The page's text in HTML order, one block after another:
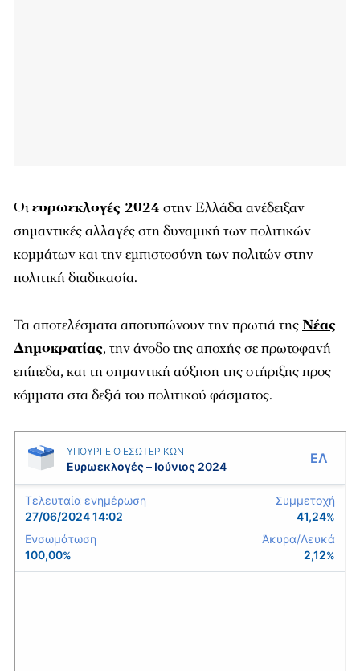
Οιευρωεκλογές 2024 στην Ελλάδα ανέδειξαν
σημαντικές αλλαγές στη δυναμική των πολιτικών
κομμάτων και την εμπιστοσύνη των πολιτών στην
πολιτική διαδικασία.
Τα αποτελέσματα αποτυπώνουν την πρωτιά τηςΝέας
Δημοκρατίας, την άνοδο της αποχής σε πρωτοφανή
επίπεδα, και τη σημαντική αύξηση της στήριξης προς
κόμματα στα δεξιά του πολιτικού φάσματος.